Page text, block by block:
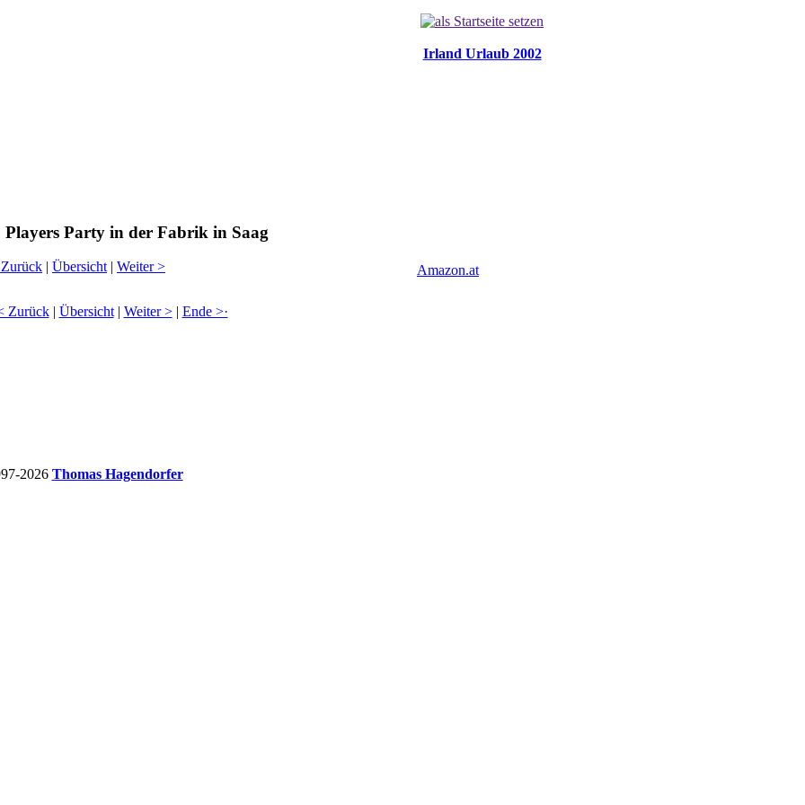
Irland Urlaub 2002
Party in der Fabrik in Saag
| Übersicht| Weiter >
Zurück| Übersicht| Weiter >| Ende >·
Amazon.at
2026 Thomas Hagendorfer